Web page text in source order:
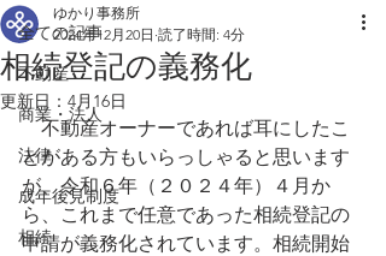
全ての記事
不動産
商業・法人
法律
成年後見制度
相続
相続登記の義務化
ゆかり事務所
2024年12月20日 読了時間: 4分
更新日： 4月16日
不動産オーナーであれば耳にしたこ
とがある方もいらっしゃると思います
が、令和６年（２０２４年）４月か
ら、これまで任意であった相続登記の
申請が義務化されています。相続開始